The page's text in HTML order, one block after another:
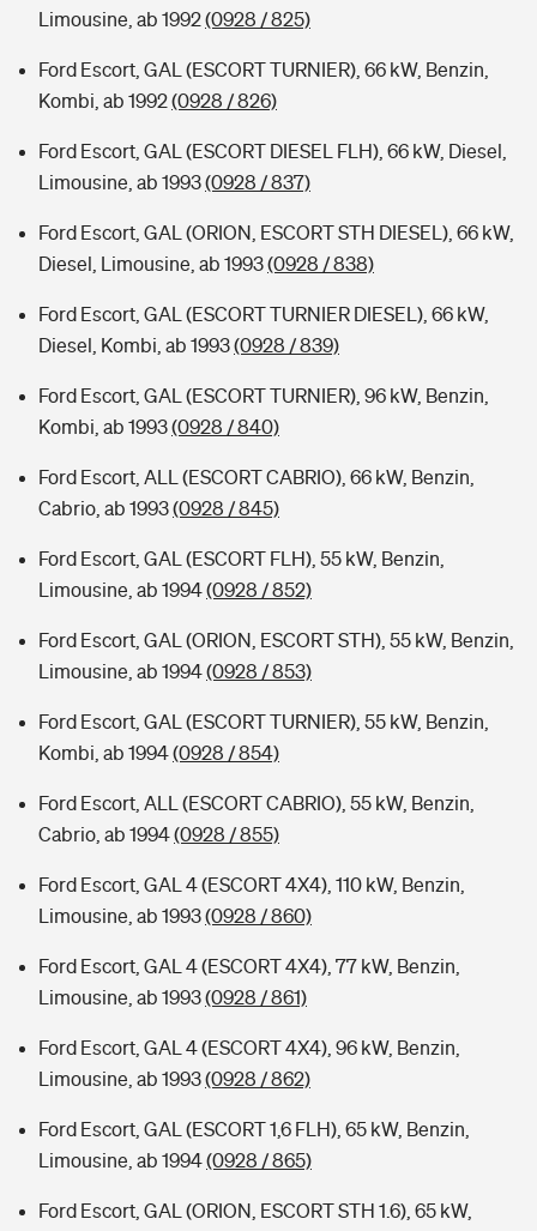
Limousine, ab 1992(0928 / 825)
Ford Escort, GAL (ESCORT TURNIER), 66 kW, Benzin,
Kombi, ab 1992(0928 / 826)
Ford Escort, GAL (ESCORT DIESEL FLH), 66 kW, Diesel,
Limousine, ab 1993(0928 / 837)
Ford Escort, GAL (ORION, ESCORT STH DIESEL), 66 kW,
Diesel, Limousine, ab 1993(0928 / 838)
Ford Escort, GAL (ESCORT TURNIER DIESEL), 66 kW,
Diesel, Kombi, ab 1993(0928 / 839)
Ford Escort, GAL (ESCORT TURNIER), 96 kW, Benzin,
Kombi, ab 1993(0928 / 840)
Ford Escort, ALL (ESCORT CABRIO), 66 kW, Benzin,
Cabrio, ab 1993(0928 / 845)
Ford Escort, GAL (ESCORT FLH), 55 kW, Benzin,
Limousine, ab 1994(0928 / 852)
Ford Escort, GAL (ORION, ESCORT STH), 55 kW, Benzin,
Limousine, ab 1994(0928 / 853)
Ford Escort, GAL (ESCORT TURNIER), 55 kW, Benzin,
Kombi, ab 1994(0928 / 854)
Ford Escort, ALL (ESCORT CABRIO), 55 kW, Benzin,
Cabrio, ab 1994(0928 / 855)
Ford Escort, GAL 4 (ESCORT 4X4), 110 kW, Benzin,
Limousine, ab 1993(0928 / 860)
Ford Escort, GAL 4 (ESCORT 4X4), 77 kW, Benzin,
Limousine, ab 1993(0928 / 861)
Ford Escort, GAL 4 (ESCORT 4X4), 96 kW, Benzin,
Limousine, ab 1993(0928 / 862)
Ford Escort, GAL (ESCORT 1,6 FLH), 65 kW, Benzin,
Limousine, ab 1994(0928 / 865)
Ford Escort, GAL (ORION, ESCORT STH 1.6), 65 kW,